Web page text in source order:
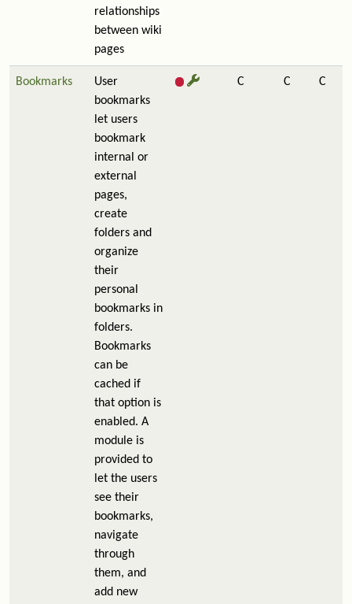
relationships
between wiki
pages
Bookmarks
User
bookmarks
let users
bookmark
internal or
external
pages,
create
folders and
organize
their
personal
bookmarks in
folders.
Bookmarks
can be
cached if
that option is
enabled. A
module is
provided to
let the users
see their
bookmarks,
navigate
through
them, and
add new
C C C